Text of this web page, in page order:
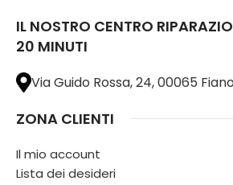
IL NOSTRO CENTRO
20 MINUTI
Via Guido Rossa, 24, 00065
ZONA CLIENTI
Il mio account
Lista dei desideri